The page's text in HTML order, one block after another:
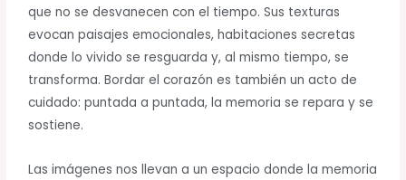
que no se desvanecen con el tiempo. Sus texturas
evocan paisajes emocionales, habitaciones secretas
donde lo vivido se resguarda y, al mismo tiempo, se
transforma. Bordar el corazón es también un acto de
cuidado: puntada a puntada, la memoria se repara y se
sostiene.
Las imágenes nos llevan a un espacio donde la memoria